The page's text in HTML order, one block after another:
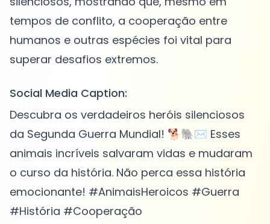
tempos de conflito, a cooperação entre
humanos e outras espécies foi vital para
Social Media Caption:
Descubra os verdadeiros heróis silenciosos
da Segunda Guerra Mundial! 🐕🐘✉️ Esses
animais incríveis salvaram vidas e mudaram
o curso da história. Não perca essa história
emocionante! #AnimaisHeroicos #Guerra
#História #Cooperação